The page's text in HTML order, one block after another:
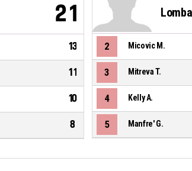
21
13
11
10
8
2 Micovic M.
3 Mitreva T.
4 Kelly A.
5 Manfre' G.